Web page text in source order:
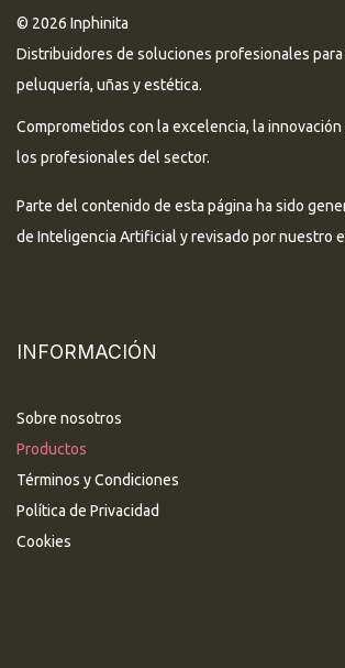
© 2026 Inphinita
Distribuidores de soluciones profesionales para
peluquería, uñas y estética.
Comprometidos con la excelencia, la
los profesionales del sector.
Parte del contenido de esta página ha sido
de Inteligencia Artificial y revisado por nuestro
INFORMACIÓN
Sobre nosotros
Productos
Términos y Condiciones
Política de Privacidad
Cookies